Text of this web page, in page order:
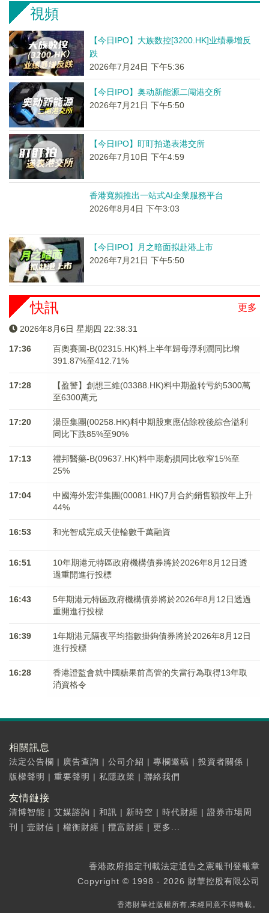
視頻
【今日IPO】大族数控[3200.HK]业绩暴增反
跌
2026年7月24日 下午5:36
【今日IPO】奥动新能源二闯港交所
2026年7月21日 下午5:50
【今日IPO】盯盯拍递表港交所
2026年7月10日 下午4:59
香港寬頻推出一站式AI企業服務平台
2026年8月4日 下午3:03
【今日IPO】月之暗面拟赴港上市
2026年7月21日 下午5:50
更多
快訊
2026年8月6日 星期四 22:38:31
17:36
百奧賽圖-B(02315.HK)料上半年歸母淨利潤同比增
391.87%至412.71%
17:28
【盈警】創想三維(03388.HK)料中期盈转亏約5300萬
至6300萬元
17:20
湯臣集團(00258.HK)料中期股東應佔除稅後綜合溢利
同比下跌85%至90%
17:13
禮邦醫藥-B(09637.HK)料中期虧損同比收窄15%至
25%
17:04
中國海外宏洋集團(00081.HK)7月合約銷售額按年上升
44%
16:53 和光智成完成天使輪數千萬融資
16:51
10年期港元特區政府機構債券將於2026年8月12日透
過重開進行投標
16:43
5年期港元特區政府機構債券將於2026年8月12日透過
重開進行投標
16:39
1年期港元隔夜平均指數掛鉤債券將於2026年8月12日
進行投標
16:28
香港證監會就中國糖果前高管的失當行為取得13年取
消資格令
相關訊息
法定公告欄 | 廣告查詢 | 公司介紹 | 專欄邀稿 | 投資者關係 |
版權聲明 | 重要聲明 | 私隱政策 | 聯絡我們
友情鏈接
清博智能 | 艾媒諮詢 | 和訊 | 新時空 | 時代財經 | 證券市場周
刊
| 壹財信 | 權衡財經 | 攬富財經 | 更多...
香港政府指定刊載法定通告之憲報刊登報章
Copyright © 1998 - 2026 財華控股有限公司
香港財華社版權所有,未經同意不得轉載。